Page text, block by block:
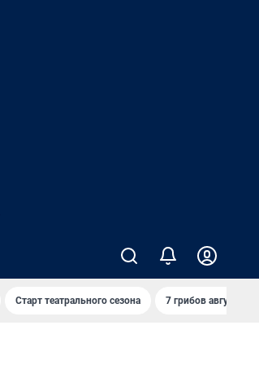
Старт театрального сезона 7 грибов августа